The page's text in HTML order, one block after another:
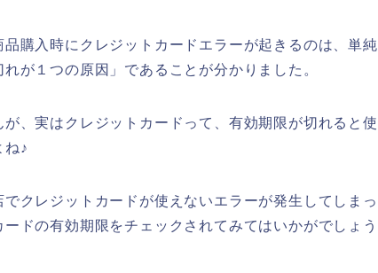
購入時にクレジットカードエラーが起きるのは、単純
が１つの原因」であることが分かりました。
、実はクレジットカードって、有効期限が切れると使
ね♪
クレジットカードが使えないエラーが発生してしまっ
ドの有効期限をチェックされてみてはいかがでしょう